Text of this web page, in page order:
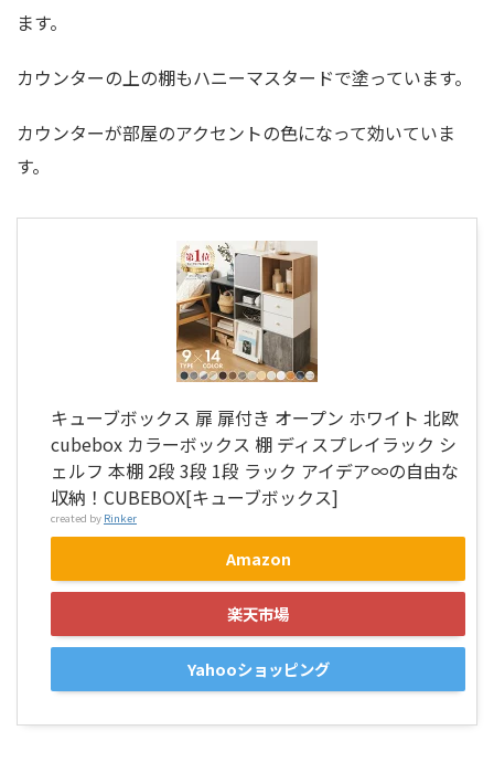
ます。
カウンターの上の棚もハニーマスタードで塗っています。
カウンターが部屋のアクセントの色になって効いていま
す。
キューブボックス 扉 扉付き オープン ホワイト 北欧
cubebox カラーボックス 棚 ディスプレイラック シ
ェルフ 本棚 2段 3段 1段 ラック アイデア∞の自由な
収納！CUBEBOX[キューブボックス]
created by Rinker
Amazon
楽天市場
Yahooショッピング